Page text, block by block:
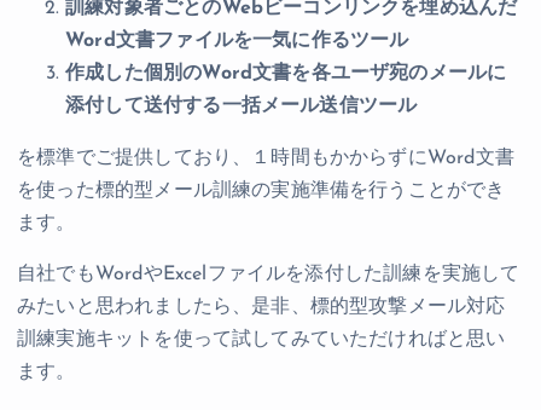
訓練対象者ごとのWebビーコンリンクを埋め込んだ
Word文書ファイルを一気に作るツール
作成した個別のWord文書を各ユーザ宛のメールに
添付して送付する一括メール送信ツール
を標準でご提供しており、１時間もかからずにWord文書
を使った標的型メール訓練の実施準備を行うことができ
ます。
自社でもWordやExcelファイルを添付した訓練を実施して
みたいと思われましたら、是非、標的型攻撃メール対応
訓練実施キットを使って試してみていただければと思い
ます。